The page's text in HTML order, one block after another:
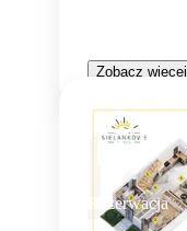
Zobacz więcej
Rezerwacja